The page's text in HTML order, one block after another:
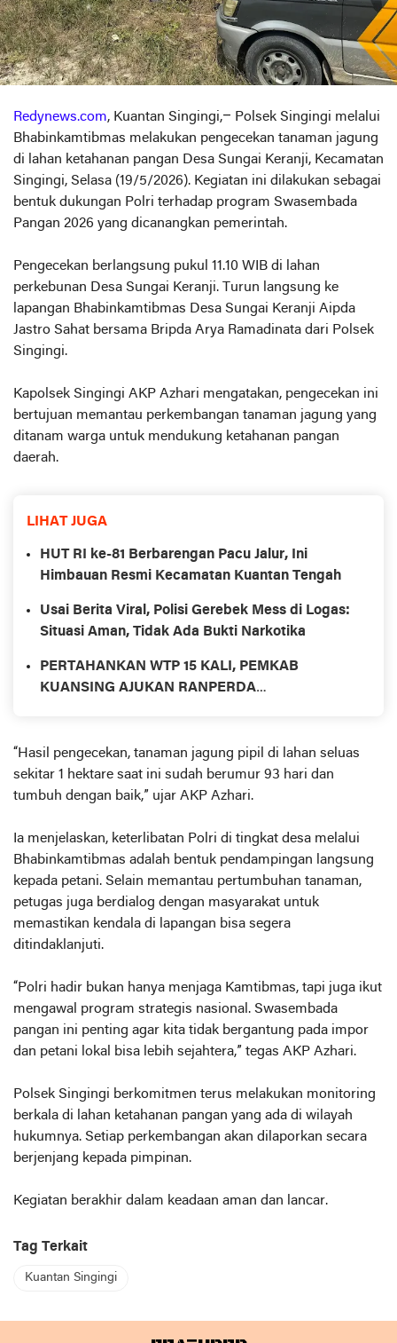
Redynews.com, Kuantan Singingi,– Polsek Singingi melalui
Bhabinkamtibmas melakukan pengecekan tanaman jagung
di lahan ketahanan pangan Desa Sungai Keranji, Kecamatan
Singingi, Selasa (19/5/2026). Kegiatan ini dilakukan sebagai
bentuk dukungan Polri terhadap program Swasembada
Pangan 2026 yang dicanangkan pemerintah.
Pengecekan berlangsung pukul 11.10 WIB di lahan
perkebunan Desa Sungai Keranji. Turun langsung ke
lapangan Bhabinkamtibmas Desa Sungai Keranji Aipda
Jastro Sahat bersama Bripda Arya Ramadinata dari Polsek
Singingi.
Kapolsek Singingi AKP Azhari mengatakan, pengecekan ini
bertujuan memantau perkembangan tanaman jagung yang
ditanam warga untuk mendukung ketahanan pangan
daerah.
LIHAT JUGA
HUT RI ke-81 Berbarengan Pacu Jalur, Ini
Himbauan Resmi Kecamatan Kuantan Tengah
Usai Berita Viral, Polisi Gerebek Mess di Logas:
Situasi Aman, Tidak Ada Bukti Narkotika
PERTAHANKAN WTP 15 KALI, PEMKAB
KUANSING AJUKAN RANPERDA
“Hasil pengecekan, tanaman jagung pipil di lahan seluas
sekitar 1 hektare saat ini sudah berumur 93 hari dan
tumbuh dengan baik,” ujar AKP Azhari.
Ia menjelaskan, keterlibatan Polri di tingkat desa melalui
Bhabinkamtibmas adalah bentuk pendampingan langsung
kepada petani. Selain memantau pertumbuhan tanaman,
petugas juga berdialog dengan masyarakat untuk
memastikan kendala di lapangan bisa segera
ditindaklanjuti.
“Polri hadir bukan hanya menjaga Kamtibmas, tapi juga ikut
mengawal program strategis nasional. Swasembada
pangan ini penting agar kita tidak bergantung pada impor
dan petani lokal bisa lebih sejahtera,” tegas AKP Azhari.
Polsek Singingi berkomitmen terus melakukan monitoring
berkala di lahan ketahanan pangan yang ada di wilayah
hukumnya. Setiap perkembangan akan dilaporkan secara
berjenjang kepada pimpinan.
Kegiatan berakhir dalam keadaan aman dan lancar.
Tag Terkait
Kuantan Singingi